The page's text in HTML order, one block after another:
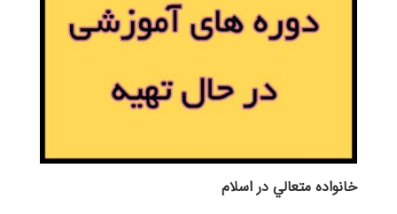
خانواده متعالي در اسلام